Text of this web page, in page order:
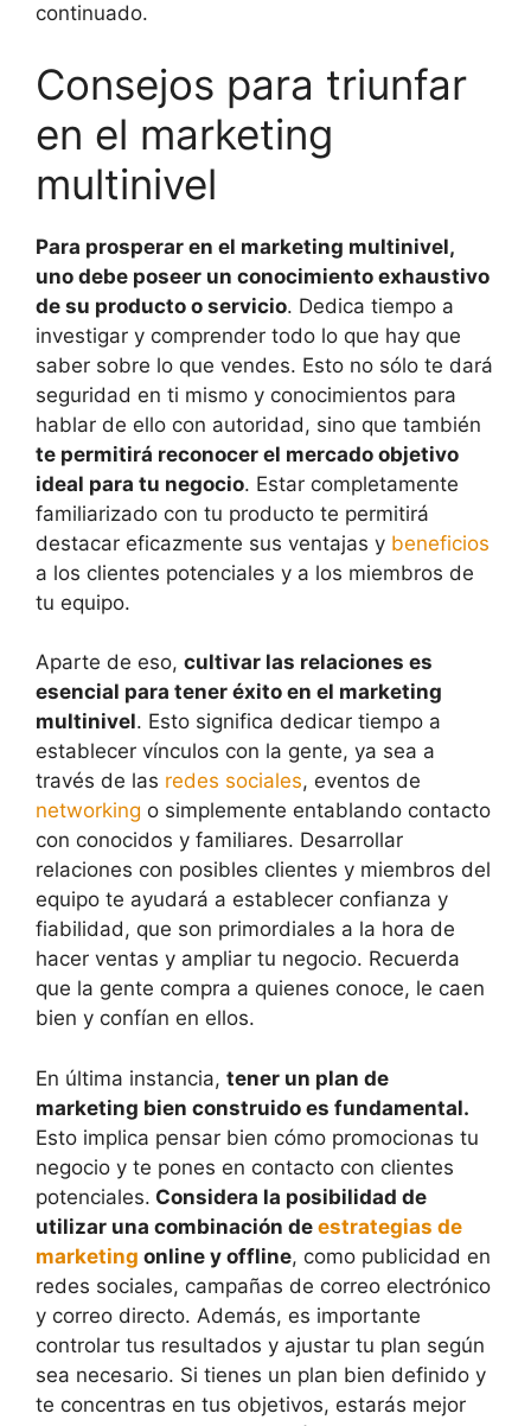
continuado.
Consejos para triunfar
en el marketing
multinivel
Para prosperar en el marketing multinivel,
uno debe poseer un conocimiento exhaustivo
de su producto o servicio. Dedica tiempo a
investigar y comprender todo lo que hay que
saber sobre lo que vendes. Esto no sólo te dará
seguridad en ti mismo y conocimientos para
hablar de ello con autoridad, sino que también
te permitirá reconocer el mercado objetivo
ideal para tu negocio. Estar completamente
familiarizado con tu producto te permitirá
destacar eficazmente sus ventajas y beneficios
a los clientes potenciales y a los miembros de
tu equipo.
Aparte de eso, cultivar las relaciones es
esencial para tener éxito en el marketing
multinivel. Esto significa dedicar tiempo a
establecer vínculos con la gente, ya sea a
través de las redes sociales, eventos de
networking o simplemente entablando contacto
con conocidos y familiares. Desarrollar
relaciones con posibles clientes y miembros del
equipo te ayudará a establecer confianza y
fiabilidad, que son primordiales a la hora de
hacer ventas y ampliar tu negocio. Recuerda
que la gente compra a quienes conoce, le caen
bien y confían en ellos.
En última instancia, tener un plan de
marketing bien construido es fundamental.
Esto implica pensar bien cómo promocionas tu
negocio y te pones en contacto con clientes
potenciales. Considera la posibilidad de
utilizar una combinación de estrategias de
marketing online y offline, como publicidad en
redes sociales, campañas de correo electrónico
y correo directo. Además, es importante
controlar tus resultados y ajustar tu plan según
sea necesario. Si tienes un plan bien definido y
te concentras en tus objetivos, estarás mejor